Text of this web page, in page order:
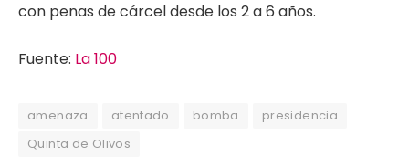
con penas de cárcel desde los 2 a 6 años.
Fuente: La 100
amenaza atentado bomba
presidencia
Quinta de Olivos